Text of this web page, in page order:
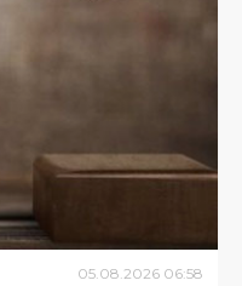
05.08.2026 06:58